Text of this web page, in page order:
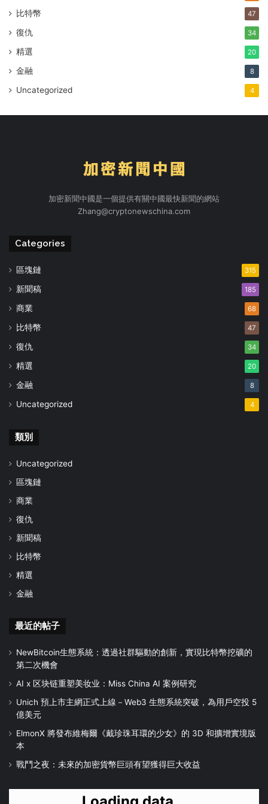
比特幣 47
復仇 34
精選 20
金融 8
Uncategorized 4
加密新聞中國是一個提供有關中國最快新聞的網站
Zhang@cryptonewschina.com
Categories
區塊鏈 315
新聞稿 185
商業 68
比特幣 47
復仇 34
精選 20
金融 8
Uncategorized 4
類別
Uncategorized
區塊鏈
商業
復仇
新聞稿
比特幣
精選
金融
最近的帖子
NewBitcoin生態系統：透過社群驅動的創新，實現比特幣挖礦的
第二次機會
AI x 区块链重塑美妆业：Miss China AI 案例研究
Unich 預上市主網正式上線－Web3 生態系統突破，為用戶空投 5
億美元
ElmonX 將發布維梅爾《戴珍珠耳環的少女》的 3D 和擴增實境版
本
戰鬥之夜：未來的加密貨幣巨頭有望獲得巨大收益